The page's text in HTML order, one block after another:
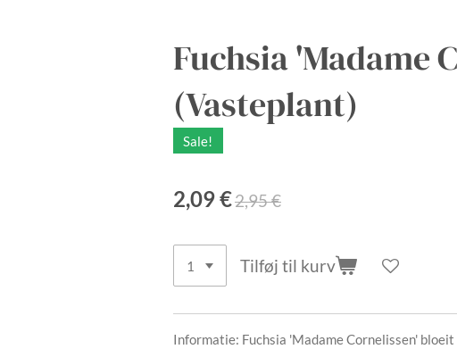
Fuchsia 'Madame
(Vasteplant)
Sale!
2,09 €2,95 €
Tilføj til kurv
Informatie: Fuchsia 'Madame Cornelissen'